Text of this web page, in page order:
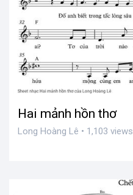
Hai mảnh hồn thơ
Long Hoàng Lê • 1,103 views